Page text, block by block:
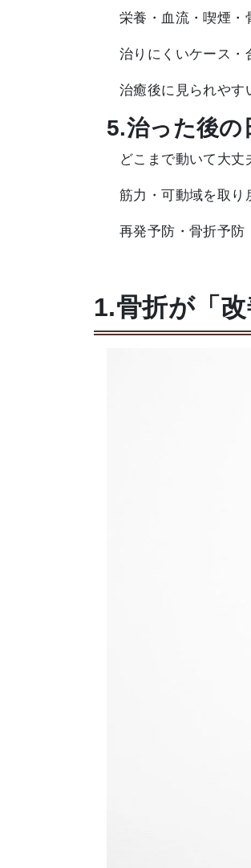
栄養・血流・喫煙・
治りにくいケース・
治癒後に見られやす
5.治った後の
どこまで動いて大丈
筋力・可動域を取り
再発予防・骨折予防
1.骨折が「